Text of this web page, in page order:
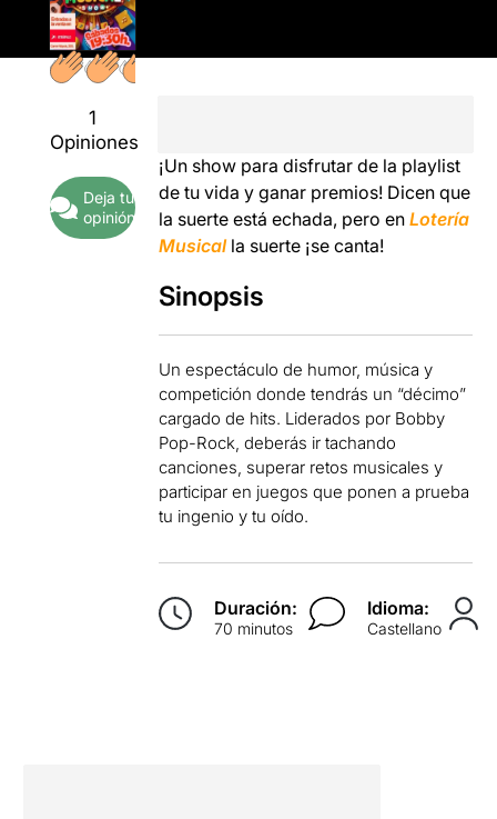
1
Opiniones
Deja tu
opinión
¡Un show para disfrutar de la playlist
de tu vida y ganar premios! Dicen que
la suerte está echada, pero enLotería
Musicalla suerte ¡se canta!
Sinopsis
Un espectáculo de humor, música y
competición donde tendrás un “décimo”
cargado de hits. Liderados por Bobby
Pop-Rock, deberás ir tachando
canciones, superar retos musicales y
participar en juegos que ponen a prueba
tu ingenio y tu oído.
Duración:
70 minutos
Idioma:
Castellano